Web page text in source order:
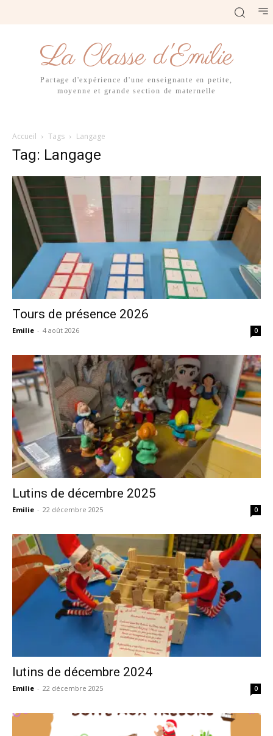
La Classe d'Emilie
Partage d'expérience d'une enseignante en petite,
moyenne et grande section de maternelle
Accueil Tags Langage
Tag: Langage
Tours de présence 2026
Emilie - 4 août 2026 0
Lutins de décembre 2025
Emilie - 22 décembre 2025 0
lutins de décembre 2024
Emilie - 22 décembre 2025 0